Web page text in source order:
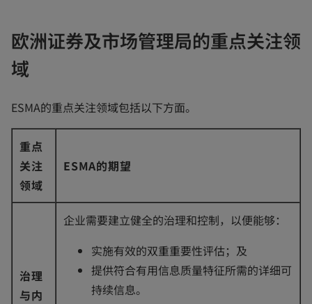
欧洲证券及市场管理局的重点关注领
域
ESMA的重点关注领域包括以下方面。
重点
关注
领域
ESMA的期望
治理
与内
企业需要建立健全的治理和控制，以便能够：
实施有效的双重重要性评估；及
提供符合有用信息质量特征所需的详细可
持续信息。